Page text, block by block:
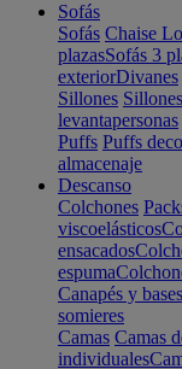
Sofás
Sofás Chaise
plazasSofás 3
exteriorDivanes
Sillones
levantapersonas
Puffs Puffs
almacenaje
Descanso
Colchones
viscoelásticos
ensacados
espuma
Canapés y bases
somieres
Camas Camas
individuales